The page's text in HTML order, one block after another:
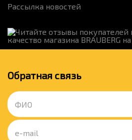
Рассылка новостей
Обратная связь